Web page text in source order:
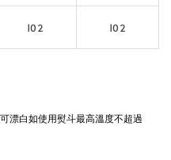
102 102
漂白如使用熨斗最高溫度不超過